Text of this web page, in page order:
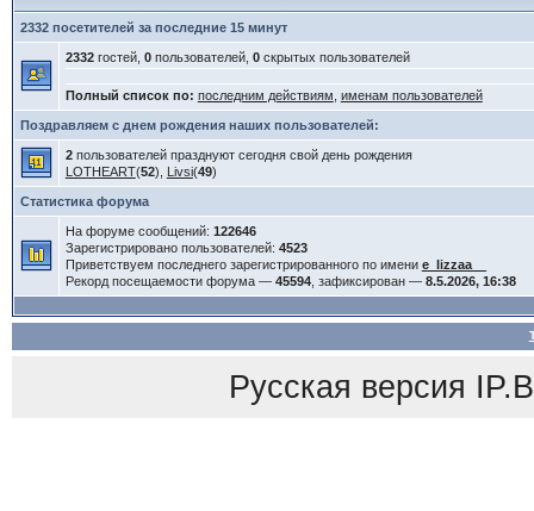
2332 посетителей за последние 15 минут
2332гостей, 0пользователей, 0скрытых пользователей
Полный список по: последним действиям именам пользователей
Поздравляем с днем рождения наших пользователей:
2пользователей празднуют сегодня свой день рождения
LOTHEART(52), Livsi(49)
Статистика форума
На форуме сообщений: 122646
Зарегистрировано пользователей: 4523
Приветствуем последнего зарегистрированного по имени e_lizzaa__
Рекорд посещаемости форума — 45594, зафиксирован — 8.5.2026, 16:38
Русская версия